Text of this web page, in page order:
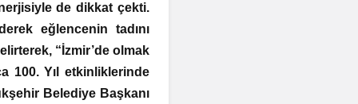
de dikkat çekti.
eğlencenin tadını
“İzmir’de olmak
100. Yıl etkinliklerinde
Belediye Başkanı